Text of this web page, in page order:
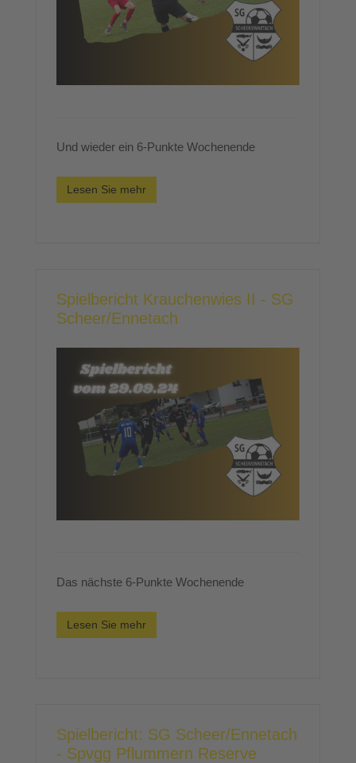
Und wieder ein 6-Punkte Wochenende
Lesen Sie mehr
Spielbericht Krauchenwies II - SG
Scheer/Ennetach
Das nächste 6-Punkte Wochenende
Lesen Sie mehr
Spielbericht: SG Scheer/Ennetach
- Spvgg Pflummern Reserve